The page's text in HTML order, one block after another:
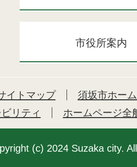
市役所案内
イトマップ
須坂市ホー
リティ
ホームページ全
(c) 2024 Suzaka city.